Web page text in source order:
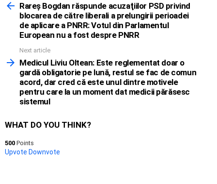
moreRareş Bogdan răspunde acuzaţiilor PSD privind
blocarea de către liberali a prelungirii perioadei
de aplicare a PNRR: Votul din Parlamentul
European nu a fost despre PNRR
Next article
Medicul Liviu Oltean: Este reglementat doar o
gardă obligatorie pe lună, restul se fac de comun
acord, dar cred că este unul dintre motivele
pentru care la un moment dat medicii părăsesc
sistemul
WHAT DO YOU THINK?
500 Points
Upvote Downvote